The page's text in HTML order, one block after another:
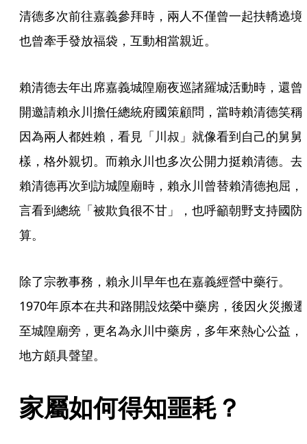
清德多次前往嘉義參拜時，兩人不僅曾一起扶轎遶境
也曾牽手發放福袋，互動相當親近。
賴清德去年出席嘉義城隍廟夜巡諸羅城活動時，還曾
開邀請賴永川擔任總統府國策顧問，當時賴清德笑稱
因為兩人都姓賴，看見「川叔」就像看到自己的舅舅
樣，格外親切。而賴永川也多次公開力挺賴清德。去
賴清德再次到訪城隍廟時，賴永川曾替賴清德抱屈，
言看到總統「被欺負很不甘」，也呼籲朝野支持國防
算。
除了宗教事務，賴永川早年也在嘉義經營中藥行。
1970年原本在共和路開設炫榮中藥房，後因火災搬遷
至城隍廟旁，更名為永川中藥房，多年來熱心公益，
地方頗具聲望。
家屬如何得知噩耗？